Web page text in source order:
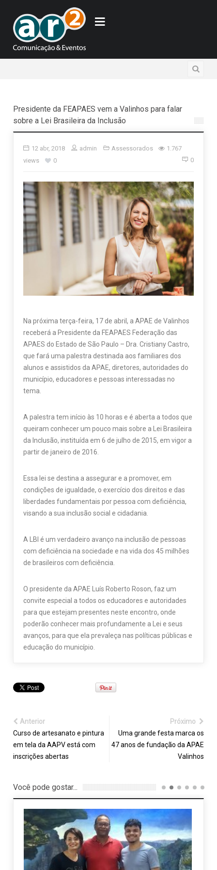
Presidente da FEAPAES vem a Valinhos para falar
sobre a Lei Brasileira da Inclusão
12 abr, 2018 admin Assessorados
1.767
views
0 0
Na próxima terça-feira, 17 de abril, a APAE de Valinhos
receberá a Presidente da FEAPAES Federação das
APAES do Estado de São Paulo – Dra. Cristiany Castro,
que fará uma palestra destinada aos familiares dos
alunos e assistidos da APAE, diretores, autoridades do
município, educadores e pessoas interessadas no
tema.
A palestra tem início às 10 horas e é aberta a todos que
queiram conhecer um pouco mais sobre a Lei Brasileira
da Inclusão, instituída em 6 de julho de 2015, em vigor a
partir de janeiro de 2016.
Essa lei se destina a assegurar e a promover, em
condições de igualdade, o exercício dos direitos e das
liberdades fundamentais por pessoa com deficiência,
visando a sua inclusão social e cidadania.
A LBI é um verdadeiro avanço na inclusão de pessoas
com deficiência na sociedade e na vida dos 45 milhões
de brasileiros com deficiência.
O presidente da APAE Luís Roberto Roson, faz um
convite especial a todos os educadores e autoridades
para que estejam presentes neste encontro, onde
poderão conhecer mais profundamente a Lei e seus
avanços, para que ela prevaleça nas políticas públicas e
educação do município.
Anterior
Curso de artesanato e pintura
em tela da AAPV está com
inscrições abertas
Próximo
Uma grande festa marca os
47 anos de fundação da APAE
Valinhos
Você pode gostar...